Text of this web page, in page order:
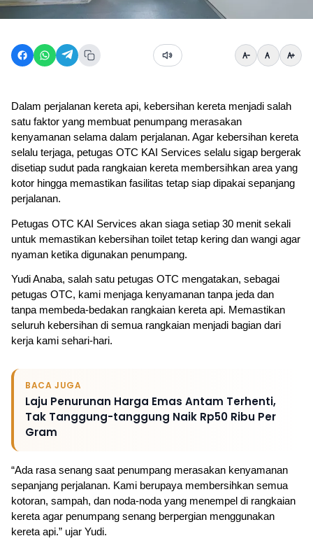
Dalam perjalanan kereta api, kebersihan kereta menjadi salah
satu faktor yang membuat penumpang merasakan
kenyamanan selama dalam perjalanan. Agar kebersihan kereta
selalu terjaga, petugas OTC KAI Services selalu sigap bergerak
disetiap sudut pada rangkaian kereta membersihkan area yang
kotor hingga memastikan fasilitas tetap siap dipakai sepanjang
perjalanan.
Petugas OTC KAI Services akan siaga setiap 30 menit sekali
untuk memastikan kebersihan toilet tetap kering dan wangi agar
nyaman ketika digunakan penumpang.
Yudi Anaba, salah satu petugas OTC mengatakan, sebagai
petugas OTC, kami menjaga kenyamanan tanpa jeda dan
tanpa membeda-bedakan rangkaian kereta api. Memastikan
seluruh kebersihan di semua rangkaian menjadi bagian dari
kerja kami sehari-hari.
BACA JUGA
Laju Penurunan Harga Emas Antam Terhenti,
Tak Tanggung-tanggung Naik Rp50 Ribu Per
Gram
“Ada rasa senang saat penumpang merasakan kenyamanan
sepanjang perjalanan. Kami berupaya membersihkan semua
kotoran, sampah, dan noda-noda yang menempel di rangkaian
kereta agar penumpang senang berpergian menggunakan
kereta api.” ujar Yudi.